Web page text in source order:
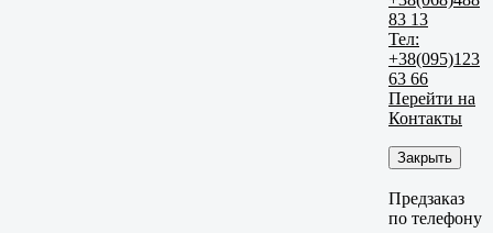
83 13
Тел:
+38(095)123
63 66
Перейти на
Контакты
Закрыть
Предзаказ
по телефону